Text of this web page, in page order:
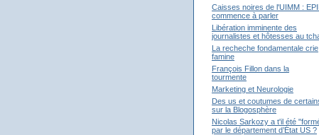
Caisses noires de l'UIMM :
commence à parler
Libération imminente des
journalistes et hôtesses au
La recheche fondamentale crie
famine
François Fillon dans la
tourmente
Marketing et Neurologie
Des us et coutumes de
sur la Blogosphère
Nicolas Sarkozy a t'il été
par le département d’État US ?